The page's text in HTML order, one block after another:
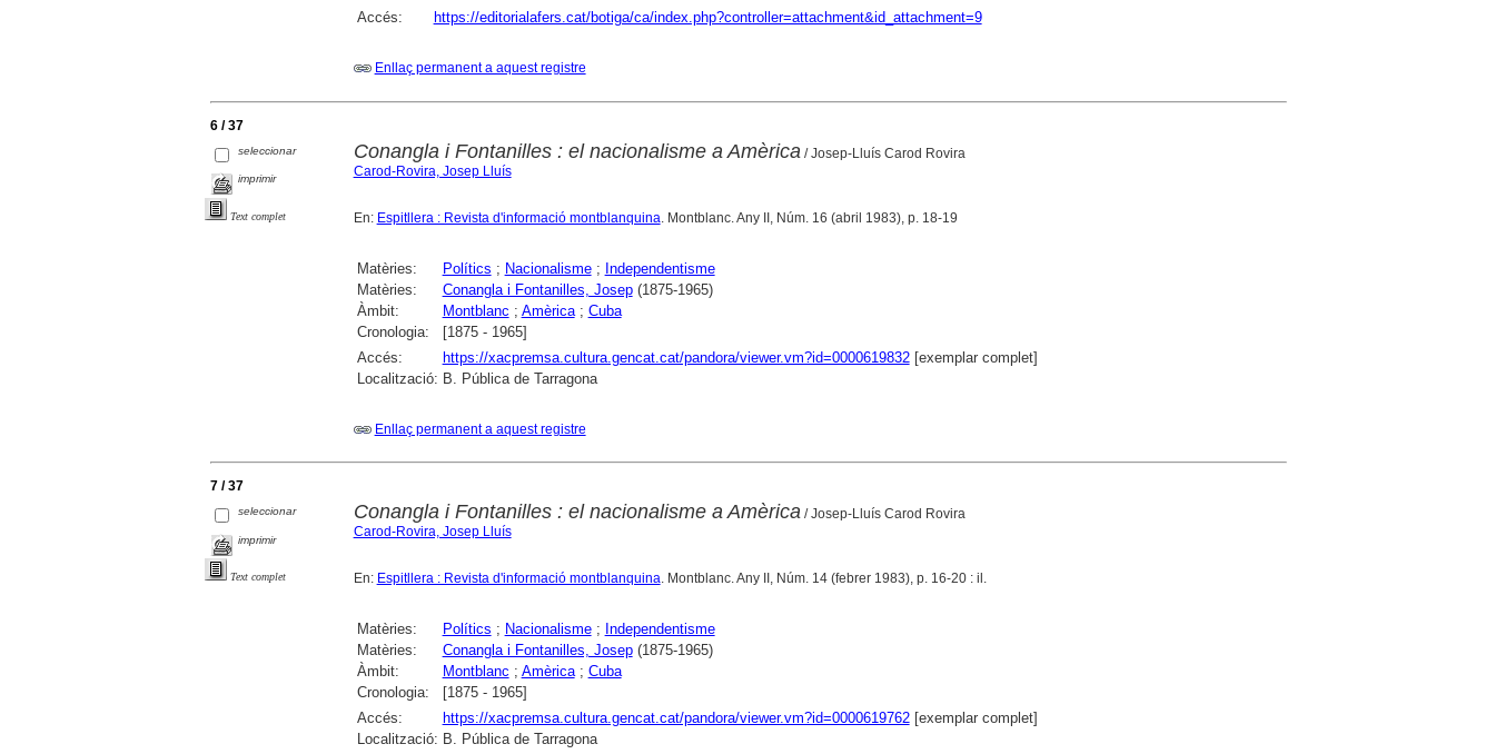
Accés: https://editorialafers.cat/botiga/ca/index.php?controller=attachment&id_attachment=9
Enllaç permanent a aquest registre
6 / 37
seleccionar
imprimir
Text complet
Conangla i Fontanilles : el nacionalisme a Amèrica / Josep-Lluís Carod Rovira
Carod-Rovira, Josep Lluís
En: Espitllera : Revista d'informació montblanquina . Montblanc. Any II, Núm. 16 (abril 1983), p. 18-19
Matèries: Polítics ; Nacionalisme; Independentisme
Matèries:
Conangla i Fontanilles, Josep(1875-1965)
Àmbit:
Montblanc ; Amèrica; Cuba
Cronologia:
[1875 - 1965]
Accés:
https://xacpremsa.cultura.gencat.cat/pandora/viewer.vm?id=0000619832[exemplar complet]
Localització: B. Pública de Tarragona
Enllaç permanent a aquest registre
7 / 37
seleccionar
imprimir
Text complet
Conangla i Fontanilles : el nacionalisme a Amèrica / Josep-Lluís Carod Rovira
Carod-Rovira, Josep Lluís
En: Espitllera : Revista d'informació montblanquina . Montblanc. Any II, Núm. 14 (febrer 1983), p. 16-20 : il.
Matèries: Polítics ; Nacionalisme; Independentisme
Matèries:
Conangla i Fontanilles, Josep(1875-1965)
Àmbit:
Montblanc ; Amèrica; Cuba
Cronologia:
[1875 - 1965]
Accés:
https://xacpremsa.cultura.gencat.cat/pandora/viewer.vm?id=0000619762[exemplar complet]
Localització: B. Pública de Tarragona